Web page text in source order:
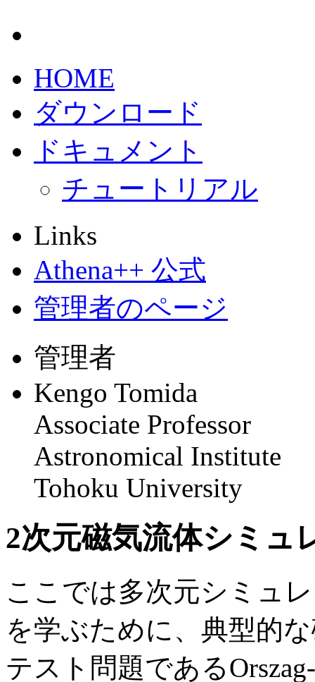
HOME
ダウンロード
ドキュメント
チュートリアル
Links
Athena++ 公式
管理者のページ
管理者
Kengo Tomida
Associate Professor
Astronomical Institute
Tohoku University
2次元磁気流体シミュ
ここでは多次元シミュ
を学ぶために、典型的
テスト問題である